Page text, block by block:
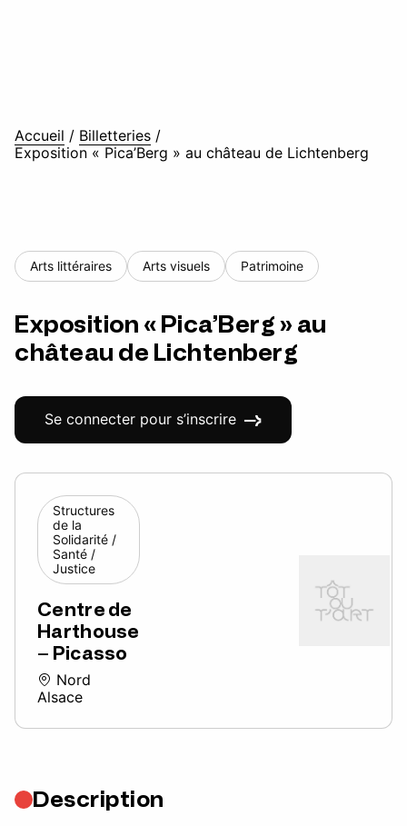
Accueil / Billetteries /
Exposition « Pica’Berg » au château de Lichtenberg
Arts littéraires Arts visuels Patrimoine
Exposition « Pica’Berg » au
château de Lichtenberg
Se connecter pour s’inscrire
Structures
de la
Solidarité /
Santé /
Justice
Centre de
Harthouse
– Picasso
Nord
Alsace
Description